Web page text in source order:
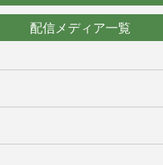
配信メディア一覧